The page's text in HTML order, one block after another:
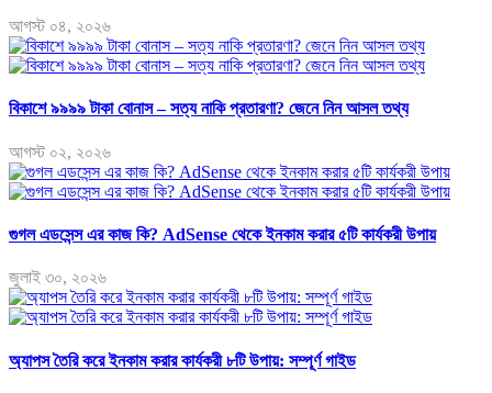
আগস্ট ০৪, ২০২৬
বিকাশে ৯৯৯৯ টাকা বোনাস – সত্য নাকি প্রতারণা? জেনে নিন আসল তথ্য
আগস্ট ০২, ২০২৬
গুগল এডসেন্স এর কাজ কি? AdSense থেকে ইনকাম করার ৫টি কার্যকরী উপায়
জুলাই ৩০, ২০২৬
অ্যাপস তৈরি করে ইনকাম করার কার্যকরী ৮টি উপায়: সম্পূর্ণ গাইড